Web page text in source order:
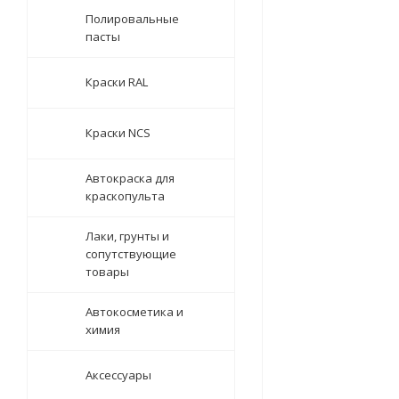
Полировальные
пасты
Краски RAL
Краски NCS
Автокраска для
краскопульта
Лаки, грунты и
сопутствующие
товары
Автокосметика и
химия
Аксессуары